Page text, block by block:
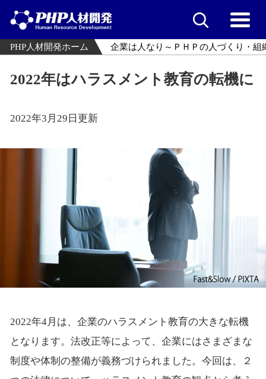
PHP人材開発ホーム 企業は人なり～ＰＨＰの人づくり・組
2022年はハラスメント教育の転機に
2022年3月29日更新
2022年4月は、企業のハラスメント教育の大きな転機
となります。法改正等によって、企業にはさまざまな
制度や体制の整備が義務づけられました。今回は、２